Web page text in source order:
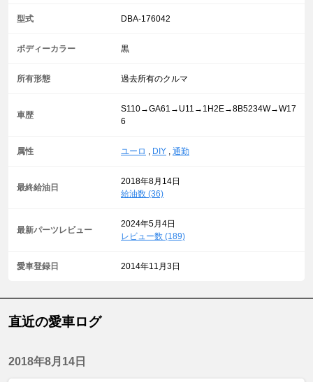
型式 DBA-176042
ボディーカラー 黒
所有形態 過去所有のクルマ
車歴
S110→GA61→U11→1H2E→8B5234W→W17
6
属性 ユーロ , DIY , 通勤
最終給油日
2018年8月14日
給油数 (36)
最新パーツレビュー
2024年5月4日
レビュー数 (189)
愛車登録日 2014年11月3日
直近の愛車ログ
2018年8月14日